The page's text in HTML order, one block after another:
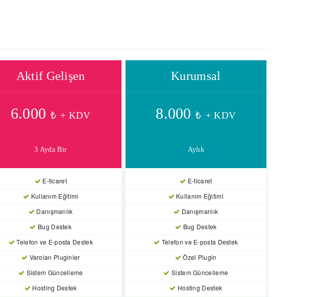
Aktif Gelişen
6.000 ₺ + KDV
3 Ayda Bir
E-ticaret
Kullanım Eğitimi
Danışmanlık
Bug Destek
Telefon ve E-posta Destek
Varolan Pluginler
Sistem Güncelleme
Hosting Destek
Kurumsal
8.000₺ + KDV
Aylık
E-ticaret
Kullanım Eğitimi
Danışmanlık
Bug Destek
Telefon ve E-posta Destek
Özel Plugin
Sistem Güncelleme
Hosting Destek